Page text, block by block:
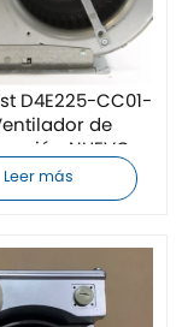
D4E225-CC01-
de
NUEVO
Leer más